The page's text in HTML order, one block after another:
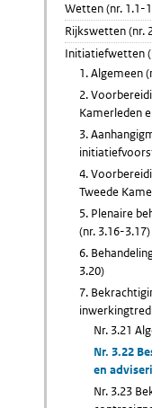
Wetten (nr. 1.1-
Rijkswetten (nr.
Initiatiefwetten
1. Algemeen
2.
Kamerleden
3.
4.
Tweede
5. Plenaire
(nr. 3.16-3.17)
6.
3.20)
7.
Nr. 3.21
Nr. 3.22
en
Nr. 3.23